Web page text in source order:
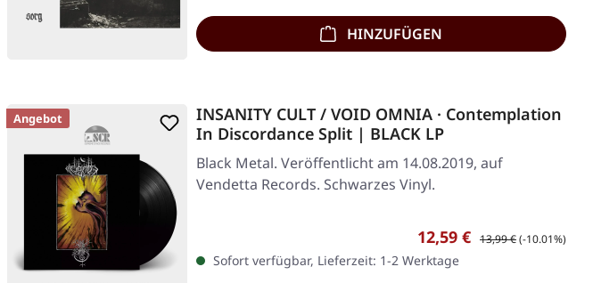
HINZUFÜGEN
Angebot
INSANITY CULT / VOID OMNIA · Contemplation
In Discordance Split | BLACK LP
Black Metal. Veröffentlicht am 14.08.2019, auf
Vendetta Records. Schwarzes Vinyl.
Verkaufspreis:
12,59 € Regulärer Preis:
13,99 €(-10.01%)
Sofort verfügbar, Lieferzeit: 1-2 Werktage